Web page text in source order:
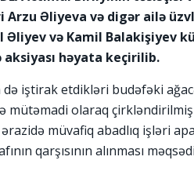
Arzu Əliyeva və digər ailə
Əliyev və Kamil Balakişiyev
həyata keçirilib.
iştirak etdikləri budəfəki
mütəmadi olaraq
müvafiq abadlıq işləri
qarşısının alınması